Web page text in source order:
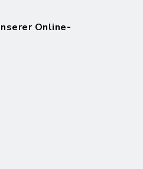
Online-